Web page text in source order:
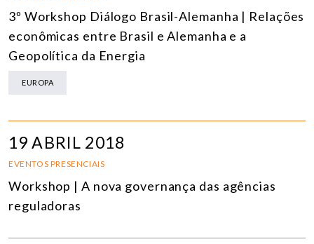
3º Workshop Diálogo Brasil-Alemanha | Relações
econômicas entre Brasil e Alemanha e a
Geopolítica da Energia
EUROPA
19 ABRIL 2018
EVENTOS PRESENCIAIS
Workshop | A nova governança das agências
reguladoras